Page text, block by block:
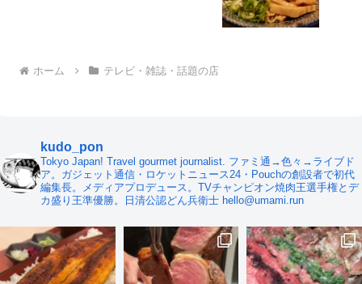
ホーム テレビ・雑誌・話題の店
kudo_pon
Tokyo Japan! Travel gourmet journalist. ファミ通→色々→ライブド
ア。ガジェット通信・ロケットニュース24・Pouchの創設者で初代
編集長。メディアプロデュース。TVチャンピオン焼肉王選手権とデ
カ盛り王準優勝。日清公認どん兵衛士 hello@umami.run